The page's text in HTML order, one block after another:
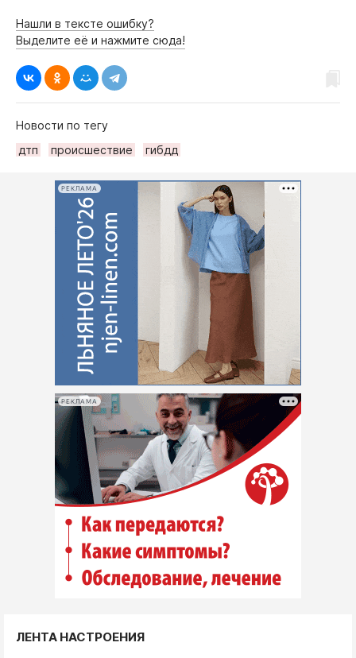
Нашли в тексте ошибку?
Выделите её и нажмите сюда!
Новости по тегу
дтп
происшествие гибдд
РЕКЛАМА
РЕКЛАМА
ЛЕНТА НАСТРОЕНИЯ